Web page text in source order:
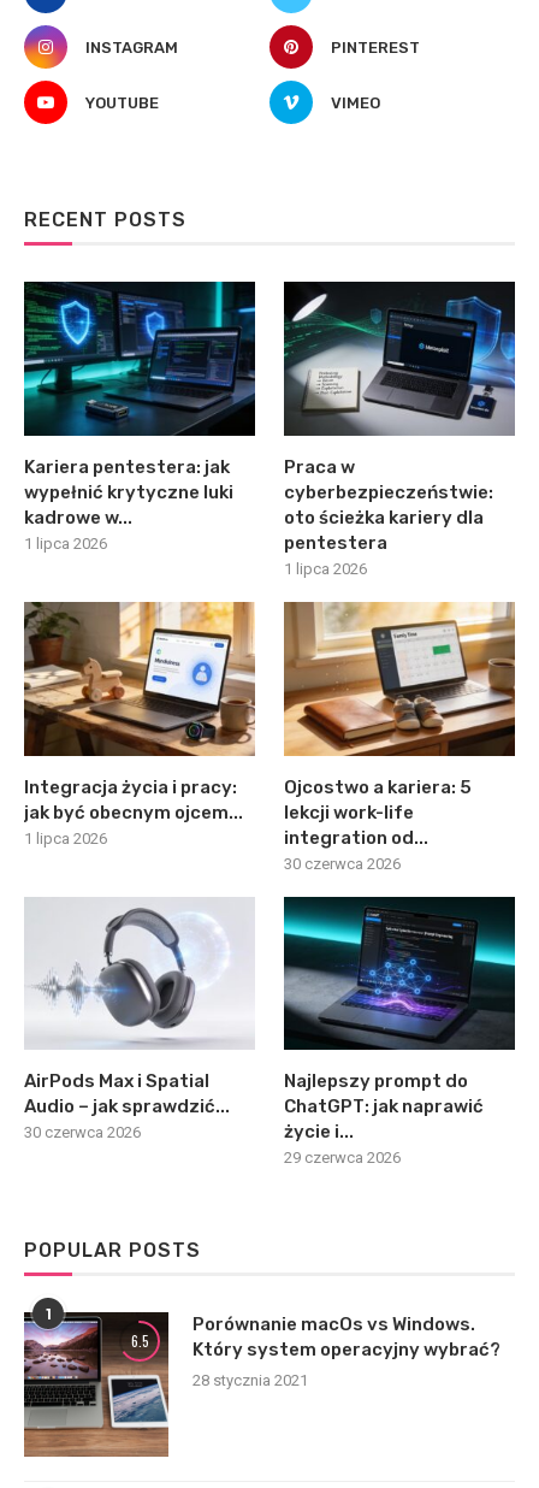
INSTAGRAM PINTEREST
YOUTUBE VIMEO
RECENT POSTS
Kariera pentestera: jak
wypełnić krytyczne luki
kadrowe w...
1 lipca 2026
Praca w
cyberbezpieczeństwie:
oto ścieżka kariery dla
pentestera
1 lipca 2026
Integracja życia i pracy:
jak być obecnym ojcem...
1 lipca 2026
Ojcostwo a kariera: 5
lekcji work-life
integration od...
30 czerwca 2026
AirPods Max i Spatial
Audio – jak sprawdzić...
30 czerwca 2026
Najlepszy prompt do
ChatGPT: jak naprawić
życie i...
29 czerwca 2026
POPULAR POSTS
1
6.5
Porównanie macOs vs Windows.
Który system operacyjny wybrać?
28 stycznia 2021